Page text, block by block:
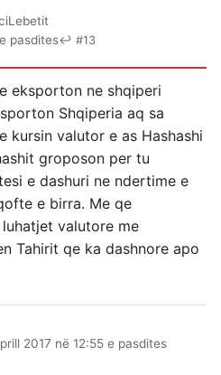
pasdites↩ #13
eksporton ne shqiperi
Shqiperia aq sa
kursin valutor e as Hashashi
groposon per tu
e dashuri ne ndertime e
e birra. Me qe
valutore me
Tahirit qe ka dashnore apo
2017 në 12:55 e pasdites